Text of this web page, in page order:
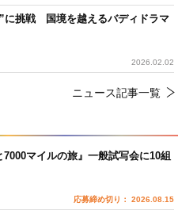
に挑戦 国境を越えるバディドラマ
2026.02.02
ニュース記事一覧
7000マイルの旅』一般試写会に10組
応募締め切り： 2026.08.15